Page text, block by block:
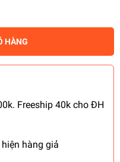
HÀNG
Freeship 40k cho ĐH
hàng giả